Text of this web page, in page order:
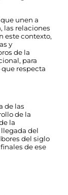
unen a
las relaciones
este contexto,
y
de la
para
respecta
de las
de la
la
del
del siglo
de ese